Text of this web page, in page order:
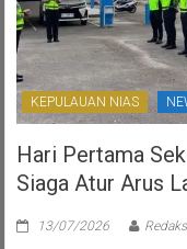
KEPULAUAN NIAS
Hari Pertama
Siaga Atur Arus
13/07/2026